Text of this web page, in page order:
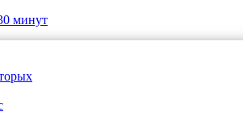
минут